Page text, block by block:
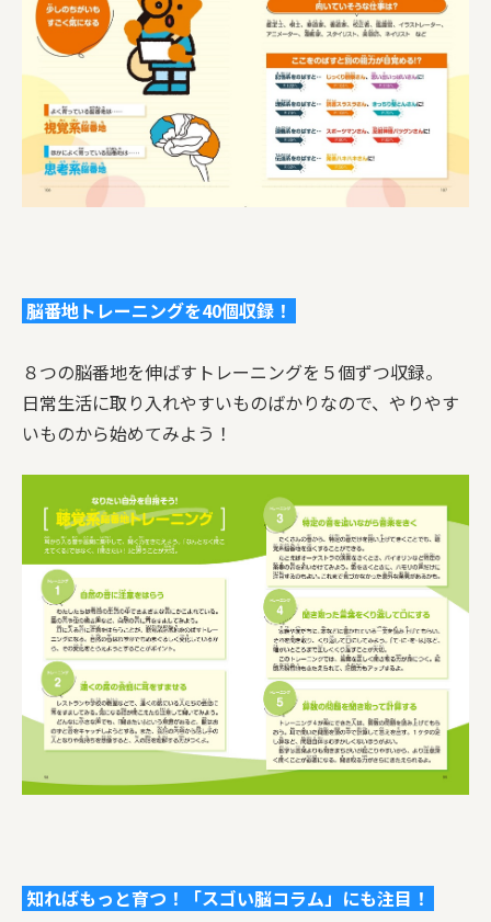
脳番地トレーニングを40個収録！
８つの脳番地を伸ばすトレーニングを５個ずつ収録。
日常生活に取り入れやすいものばかりなので、やりやす
いものから始めてみよう！
知ればもっと育つ！「スゴい脳コラム」にも注目！